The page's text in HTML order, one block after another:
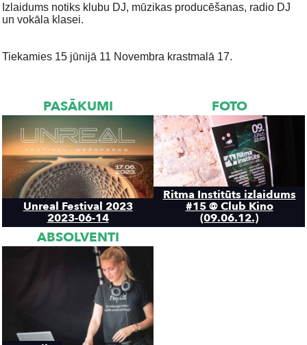
Izlaidums notiks klubu DJ, mūzikas producēšanas, radio DJ
un vokāla klasei.
Tiekamies 15 jūnijā 11 Novembra krastmalā 17.
PASĀKUMI
Unreal Festival 2023
2023-06-14
FOTO
Ritma Institūts izlaidums
#15 @ Club Kino
(09.06.12.)
ABSOLVENTI